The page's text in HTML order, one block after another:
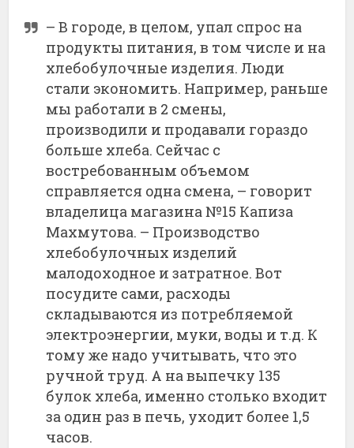
– В городе, в целом, упал спрос на
продукты питания, в том числе и на
хлебобулочные изделия. Люди
стали экономить. Например, раньше
мы работали в 2 смены,
производили и продавали гораздо
больше хлеба. Сейчас с
востребованным объемом
справляется одна смена, – говорит
владелица магазина №15 Капиза
Махмутова. – Производство
хлебобулочных изделий
малодоходное и затратное. Вот
посудите сами, расходы
складываются из потребляемой
электроэнергии, муки, воды и т.д. К
тому же надо учитывать, что это
ручной труд. А на выпечку 135
булок хлеба, именно столько входит
за один раз в печь, уходит более 1,5
часов.